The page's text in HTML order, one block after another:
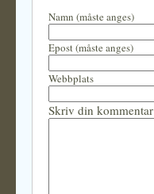
Namn (måste anges)
Epost (måste anges)
Webbplats
Skriv din kommentar